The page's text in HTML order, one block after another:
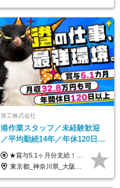
第工株式会社
港作業スタッフ／未経験歓迎
／平均勤続14年／年休120日以
上／食事手当・家族手当あり
／賞与5.1ヶ月分
★賞与5.1ヶ月分支給！ ★入社3年目・30代で年収730万円の先輩も活躍中！ ★入社1年目・20代で月収29万円の実績あり 月給：22.5万円～30.5万円＋各種手当＋賞与年2回＋残業代全額支給 ※経験・能力などを考慮のうえ決定します ※上記月給には食事手当(5000円／月）を含みます ※残業代は分単位で100％支給いたします ※試用期間3ヶ月。その間の給与・待遇に差異はありません 【月収例】 ◆33.5万円／31歳 入社7か月 ◆38.5万円／32歳 入社1年目 ◆48.4万円／44歳 入社12年目 ※経験・能力などを考慮のうえ決定 ※月収・給与例には休日手当も含みます 【手当詳細】 ◆交通費規定支給（上限3万5000円／月） ◆時間外手当全額支給 ◆休日出勤手当 ◆港湾住宅あり（1R・2万円台～） ◆資格取得支援制度：全額負担 ◆地域手当：関東地区1万円／月
東京都_神奈川県_大阪府_愛知県_兵庫県